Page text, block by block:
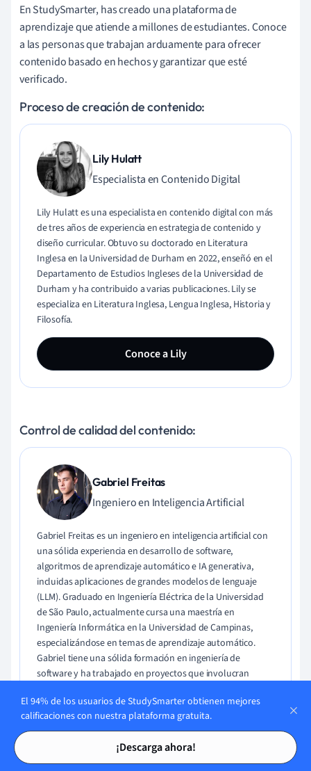
Tarjetas de estudio
Tarjetas de estudio
En StudySmarter, has creado una plataforma de
aprendizaje que atiende a millones de estudiantes. Conoce
a las personas que trabajan arduamente para ofrecer
contenido basado en hechos y garantizar que esté
verificado.
Proceso de creación de contenido:
Lily Hulatt
Especialista en Contenido Digital
Lily Hulatt es una especialista en contenido digital con más
de tres años de experiencia en estrategia de contenido y
diseño curricular. Obtuvo su doctorado en Literatura
Inglesa en la Universidad de Durham en 2022, enseñó en el
Departamento de Estudios Ingleses de la Universidad de
Durham y ha contribuido a varias publicaciones. Lily se
especializa en Literatura Inglesa, Lengua Inglesa, Historia y
Filosofía.
Conoce a Lily
Control de calidad del contenido:
Gabriel Freitas
Ingeniero en Inteligencia Artificial
Gabriel Freitas es un ingeniero en inteligencia artificial con
una sólida experiencia en desarrollo de software,
algoritmos de aprendizaje automático e IA generativa,
incluidas aplicaciones de grandes modelos de lenguaje
(LLM). Graduado en Ingeniería Eléctrica de la Universidad
de São Paulo, actualmente cursa una maestría en
Ingeniería Informática en la Universidad de Campinas,
especializándose en temas de aprendizaje automático.
Gabriel tiene una sólida formación en ingeniería de
software y ha trabajado en proyectos que involucran
Conoce a Gabriel Gabriel
El 94% de los usuarios de StudySmarter obtienen mejores
calificaciones con nuestra plataforma gratuita.
¡Descarga ahora!